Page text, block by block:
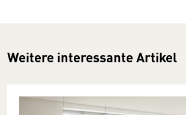
Weitere interessante Artikel